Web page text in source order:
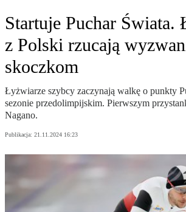
Startuje Puchar Świata.
z Polski rzucają
skoczkom
Łyżwiarze szybcy zaczynają walkę o punkty
sezonie przedolimpijskim. Pierwszym
Nagano.
Publikacja: 21.11.2024 16:23